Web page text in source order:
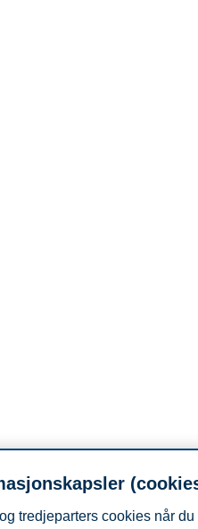
tredjeparters cookies når